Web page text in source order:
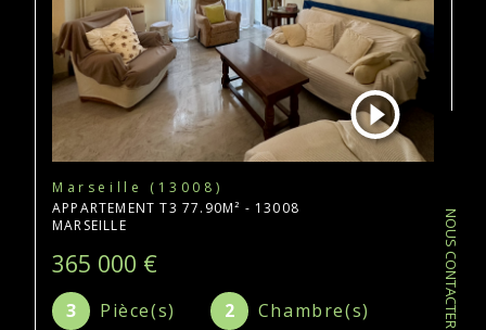
NOUS CONTACTER
Marseille (13008)
APPARTEMENT T3 77.90M² - 13008
MARSEILLE
365 000 €
3 Pièce(s) 2 Chambre(s)